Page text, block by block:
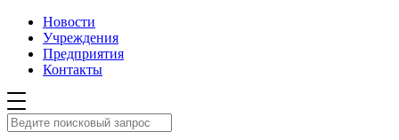
Новости
Учреждения
Предприятия
Контакты